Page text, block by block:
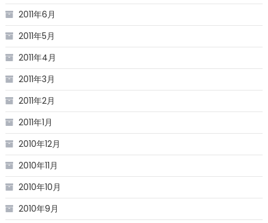
2011年6月
2011年5月
2011年4月
2011年3月
2011年2月
2011年1月
2010年12月
2010年11月
2010年10月
2010年9月